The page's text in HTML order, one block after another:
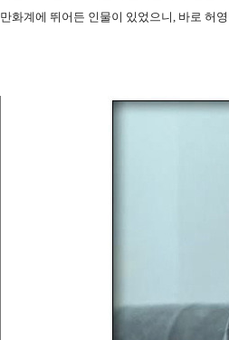
만화계에 뛰어든 인물이 있었으니, 바로 허